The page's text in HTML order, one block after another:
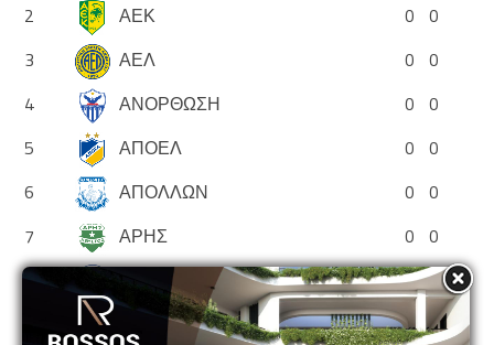
2
ΑΕΚ 0 0
3
ΑΕΛ 0 0
4
ΑΝΟΡΘΩΣΗ 0 0
5
ΑΠΟΕΛ 0 0
6
ΑΠΟΛΛΩΝ 0 0
7
ΑΡΗΣ 0 0
8
ΕΘΝΙΚΟΣ ΑΣΣΙΑΣ 0 0
0 0